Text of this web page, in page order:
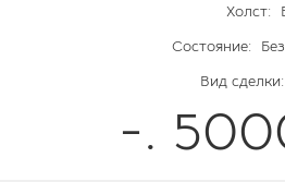
Холст:
Состояние:
Вид сделки:
-.